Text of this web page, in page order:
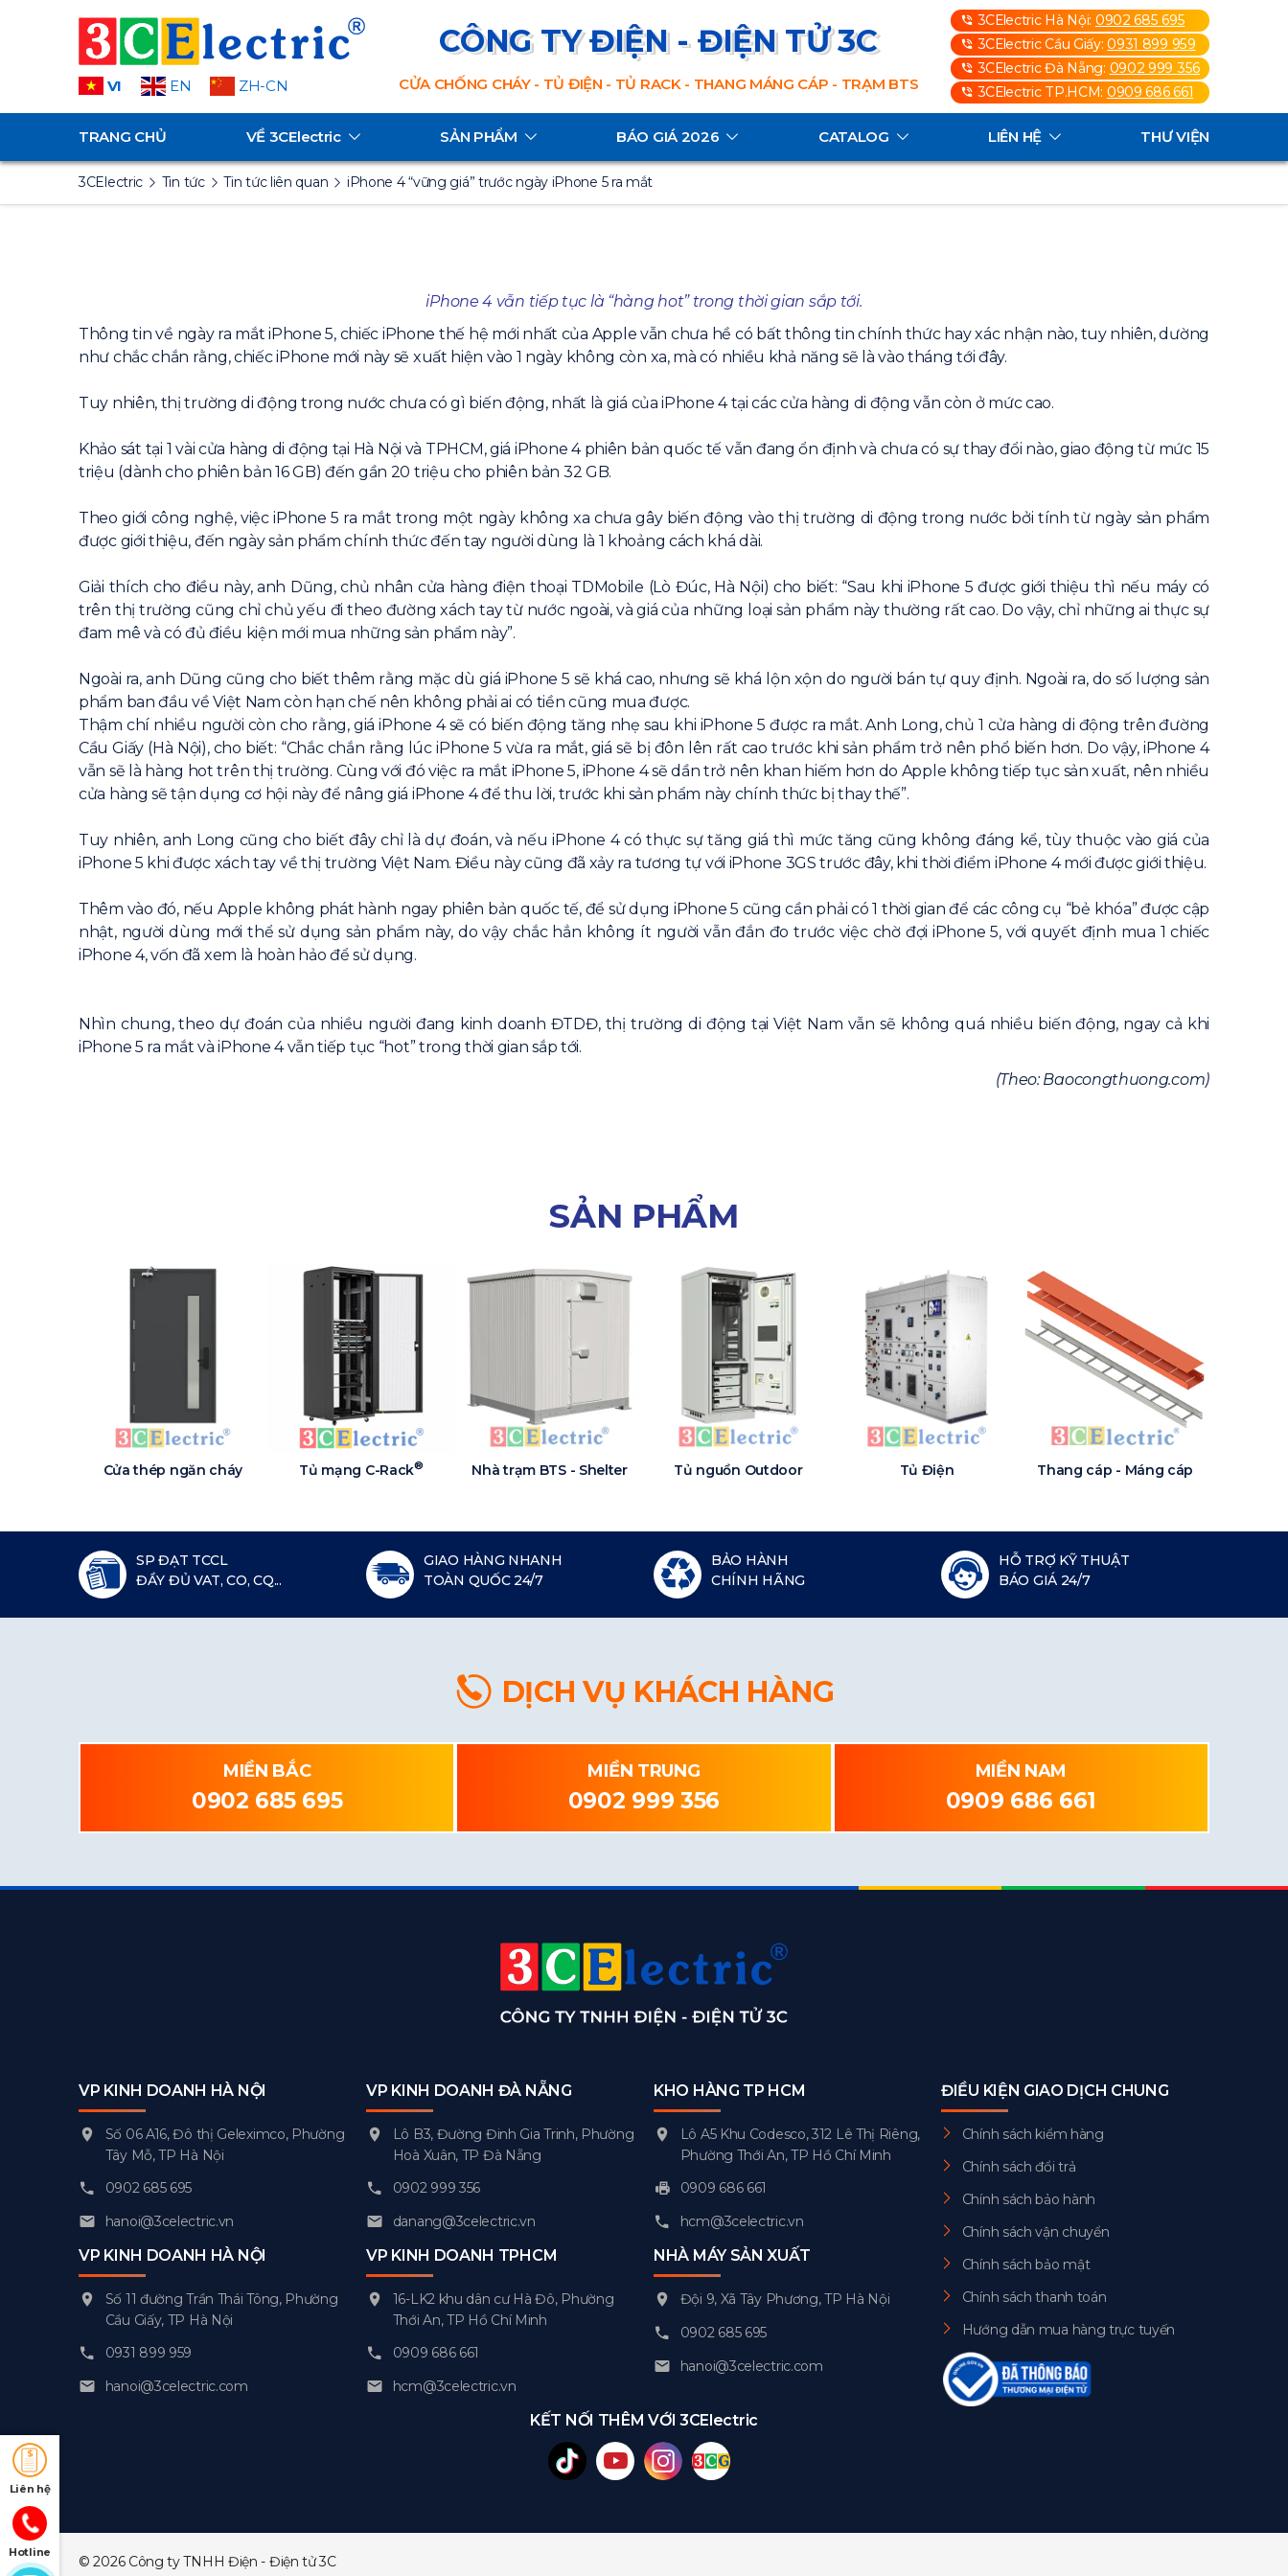
VI EN ZH-CN
CÔNG TY ĐIỆN - ĐIỆN TỬ 3C
CỬA CHỐNG CHÁY - TỦ ĐIỆN - TỦ RACK - THANG MÁNG CÁP - TRẠM BTS
3CElectric Hà Nội: 0902 685 695
3CElectric Cầu Giấy:0931 899 959
3CElectric Đà Nẵng: 0902 999 356
3CElectric TP.HCM: 0909 686 661
TRANG CHỦ VỀ 3CElectric SẢN PHẨM BÁO GIÁ 2026 CATALOG LIÊN HỆ THƯ VIỆN
3CElectric Tin tức Tin tức liên quan iPhone 4 “vững giá” trước ngày iPhone 5 ra mắt
iPhone 4 vẫn tiếp tục là “hàng hot” trong thời gian sắp tới.
Thông tin về ngày ra mắt iPhone 5, chiếc iPhone thế hệ mới nhất của Apple vẫn chưa hề có bất thông tin chính thức hay xác nhận nào, tuy nhiên, dường
như chắc chắn rằng, chiếc iPhone mới này sẽ xuất hiện vào 1 ngày không còn xa, mà có nhiều khả năng sẽ là vào tháng tới đây.
Tuy nhiên, thị trường di động trong nước chưa có gì biến động, nhất là giá của iPhone 4 tại các cửa hàng di động vẫn còn ở mức cao.
Khảo sát tại 1 vài cửa hàng di động tại Hà Nội và TPHCM, giá iPhone 4 phiên bản quốc tế vẫn đang ổn định và chưa có sự thay đổi nào, giao động từ mức 15
triệu (dành cho phiên bản 16 GB) đến gần 20 triệu cho phiên bản 32 GB.
Theo giới công nghệ, việc iPhone 5 ra mắt trong một ngày không xa chưa gây biến động vào thị trường di động trong nước bởi tính từ ngày sản phẩm
được giới thiệu, đến ngày sản phẩm chính thức đến tay người dùng là 1 khoảng cách khá dài.
Giải thích cho điều này, anh Dũng, chủ nhân cửa hàng điện thoại TDMobile (Lò Đúc, Hà Nội) cho biết: “Sau khi iPhone 5 được giới thiệu thì nếu máy có
trên thị trường cũng chỉ chủ yếu đi theo đường xách tay từ nước ngoài, và giá của những loại sản phẩm này thường rất cao. Do vậy, chỉ những ai thực sự
đam mê và có đủ điều kiện mới mua những sản phẩm này”.
Ngoài ra, anh Dũng cũng cho biết thêm rằng mặc dù giá iPhone 5 sẽ khá cao, nhưng sẽ khá lộn xộn do người bán tự quy định. Ngoài ra, do số lượng sản
phẩm ban đầu về Việt Nam còn hạn chế nên không phải ai có tiền cũng mua được.
Thậm chí nhiều người còn cho rằng, giá iPhone 4 sẽ có biến động tăng nhẹ sau khi iPhone 5 được ra mắt. Anh Long, chủ 1 cửa hàng di động trên đường
Cầu Giấy (Hà Nội), cho biết: “Chắc chắn rằng lúc iPhone 5 vừa ra mắt, giá sẽ bị đôn lên rất cao trước khi sản phẩm trở nên phổ biến hơn. Do vậy, iPhone 4
vẫn sẽ là hàng hot trên thị trường. Cùng với đó việc ra mắt iPhone 5, iPhone 4 sẽ dần trở nên khan hiếm hơn do Apple không tiếp tục sản xuất, nên nhiều
cửa hàng sẽ tận dụng cơ hội này để nâng giá iPhone 4 để thu lời, trước khi sản phẩm này chính thức bị thay thế”.
Tuy nhiên, anh Long cũng cho biết đây chỉ là dự đoán, và nếu iPhone 4 có thực sự tăng giá thì mức tăng cũng không đáng kể, tùy thuộc vào giá của
iPhone 5 khi được xách tay về thị trường Việt Nam. Điều này cũng đã xảy ra tương tự với iPhone 3GS trước đây, khi thời điểm iPhone 4 mới được giới thiệu.
Thêm vào đó, nếu Apple không phát hành ngay phiên bản quốc tế, để sử dụng iPhone 5 cũng cần phải có 1 thời gian để các công cụ “bẻ khóa” được cập
nhật, người dùng mới thể sử dụng sản phẩm này, do vậy chắc hẳn không ít người vẫn đắn đo trước việc chờ đợi iPhone 5, với quyết định mua 1 chiếc
iPhone 4, vốn đã xem là hoàn hảo để sử dụng.
Nhìn chung, theo dự đoán của nhiều người đang kinh doanh ĐTDĐ, thị trường di động tại Việt Nam vẫn sẽ không quá nhiều biến động, ngay cả khi
iPhone 5 ra mắt và iPhone 4 vẫn tiếp tục “hot” trong thời gian sắp tới.
(Theo: Baocongthuong.com)
SẢN PHẨM
Cửa thép ngăn cháy Tủ mạng C-Rack® Nhà trạm BTS - Shelter Tủ nguồn Outdoor Tủ Điện Thang cáp - Máng cáp
Liên hệ
Hotline
SP ĐẠT TCCL
ĐẦY ĐỦ VAT, CO, CQ...
GIAO HÀNG NHANH
TOÀN QUỐC 24/7
BẢO HÀNH
CHÍNH HÃNG
HỖ TRỢ KỸ THUẬT
BÁO GIÁ 24/7
DỊCH VỤ KHÁCH HÀNG
MIỀN BẮC
0902 685 695
MIỀN TRUNG
0902 999 356
MIỀN NAM
0909 686 661
VP KINH DOANH HÀ NỘI
Số 06 A16, Đô thị Geleximco, Phường
Tây Mỗ, TP Hà Nội
0902 685 695
hanoi@3celectric.vn
VP KINH DOANH HÀ NỘI
Số 11 đường Trần Thái Tông, Phường
Cầu Giấy, TP Hà Nội
0931 899 959
hanoi@3celectric.com
VP KINH DOANH ĐÀ NẴNG
Lô B3, Đường Đinh Gia Trinh, Phường
Hoà Xuân, TP Đà Nẵng
0902 999 356
danang@3celectric.vn
VP KINH DOANH TPHCM
16-LK2 khu dân cư Hà Đô, Phường
Thới An, TP Hồ Chí Minh
0909 686 661
hcm@3celectric.vn
KHO HÀNG TP HCM
Lô A5 Khu Codesco, 312 Lê Thị Riêng,
Phường Thới An, TP Hồ Chí Minh
0909 686 661
hcm@3celectric.vn
NHÀ MÁY SẢN XUẤT
Đội 9, Xã Tây Phương, TP Hà Nội
0902 685 695
hanoi@3celectric.com
ĐIỀU KIỆN GIAO DỊCH CHUNG
Chính sách kiểm hàng
Chính sách đổi trả
Chính sách bảo hành
Chính sách vận chuyển
Chính sách bảo mật
Chính sách thanh toán
Hướng dẫn mua hàng trực tuyến
KẾT NỐI THÊM VỚI 3CElectric
© 2026 Công ty TNHH Điện - Điện tử 3C